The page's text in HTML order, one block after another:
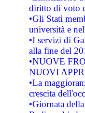
diritto di voto
•Gli Stati
università e
•I servizi di
alla fine del
•NUOVE
NUOVI
•La
crescita
•Giornata